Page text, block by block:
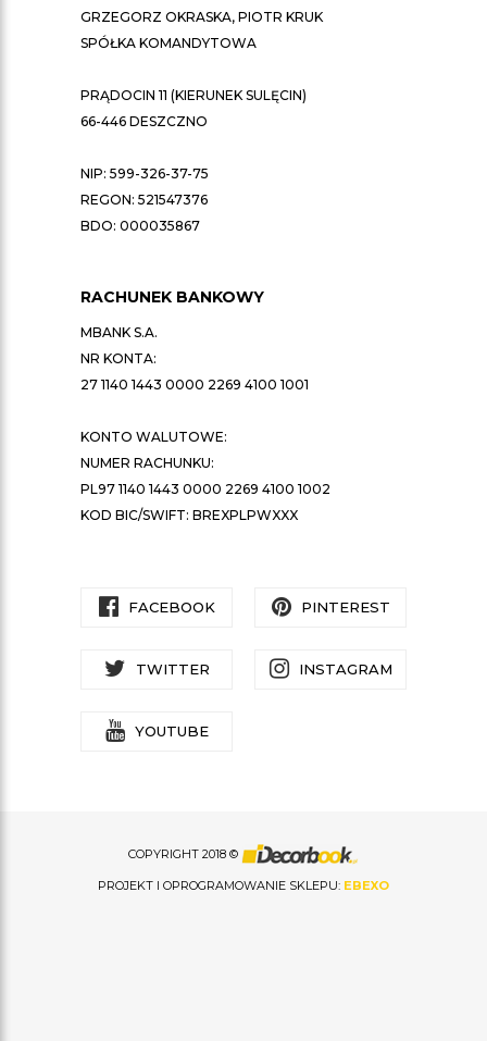
GRZEGORZ OKRASKA, PIOTR KRUK
SPÓŁKA KOMANDYTOWA
PRĄDOCIN 11 (KIERUNEK SULĘCIN)
66-446 DESZCZNO
NIP: 599-326-37-75
REGON: 521547376
BDO: 000035867
RACHUNEK BANKOWY
MBANK S.A.
NR KONTA:
27 1140 1443 0000 2269 4100 1001
KONTO WALUTOWE:
NUMER RACHUNKU:
PL97 1140 1443 0000 2269 4100 1002
KOD BIC/SWIFT: BREXPLPWXXX
FACEBOOK PINTEREST
TWITTER INSTAGRAM
YOUTUBE
COPYRIGHT 2018 ©
PROJEKT I OPROGRAMOWANIE SKLEPU: EBEXO